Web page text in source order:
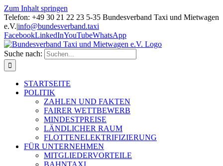
Zum Inhalt springen
Telefon: +49 30 21 22 23 5-35 Bundesverband Taxi und Mietwagen
e.V.|info@bundesverband.taxi
FacebookLinkedInYouTubeWhatsApp
Suche nach:
STARTSEITE
POLITIK
ZAHLEN UND FAKTEN
FAIRER WETTBEWERB
MINDESTPREISE
LÄNDLICHER RAUM
FLOTTENELEKTRIFIZIERUNG
FÜR UNTERNEHMEN
MITGLIEDERVORTEILE
BAHNTAXI